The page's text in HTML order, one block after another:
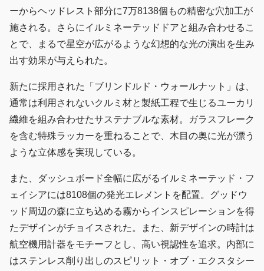
ーからヘッドレスト部分に7万8138個もの精密な穴加工が
施される。さらにイルミネーテッドドアと組み合わせるこ
とで、まるで星空が広がるような幻想的な光の演出を生み
出す効果が与えられた。
新たに採用された「ブリンドルド・ウォールナット」は、
通常は利用されないクルミ材と製紙工程で生じるユーカリ
繊維を組み合わせたサステナブルな素材。ガラスフレーク
を含む特殊ラッカーを重ねることで、木目の奥に光が漂う
ような立体感を実現している。
また、ダッシュボード全幅に広がるイルミネーテッド・フ
ェイシアには8108個の発光エレメントを配置。グッドウ
ッド周辺の森に立ち込める霧からインスピレーションを得
たデザインがチョイスされた。また、新デザインの時計は
航空機用計器をモチーフとし、高い視認性を追求。内部に
はステンレス削り出しのスピリット・オブ・エクスタシー